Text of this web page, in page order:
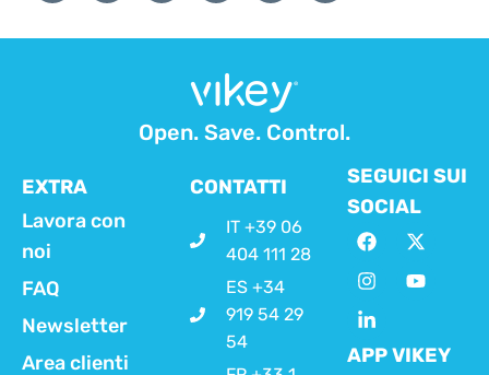
Open. Save. Control.
EXTRA
Lavora con
noi
FAQ
Newsletter
Area clienti
CONTATTI
IT +39 06
404 111 28
ES +34
919 54 29
54
SEGUICI SUI
SOCIAL
APP VIKEY